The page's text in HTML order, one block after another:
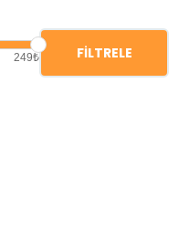
249₺ FILTRELE